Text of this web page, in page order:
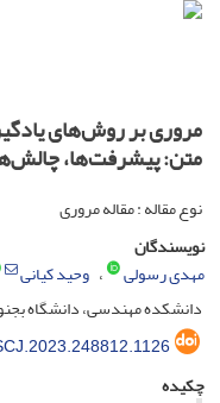
مروری بر روش‌های
متن: پیشرفت‌ها،
نوع مقاله : مقاله مروری
نویسندگان
مهدی رسولی
وحید کیانی
دانشکده مهندسی، دانشگاه
چکیده